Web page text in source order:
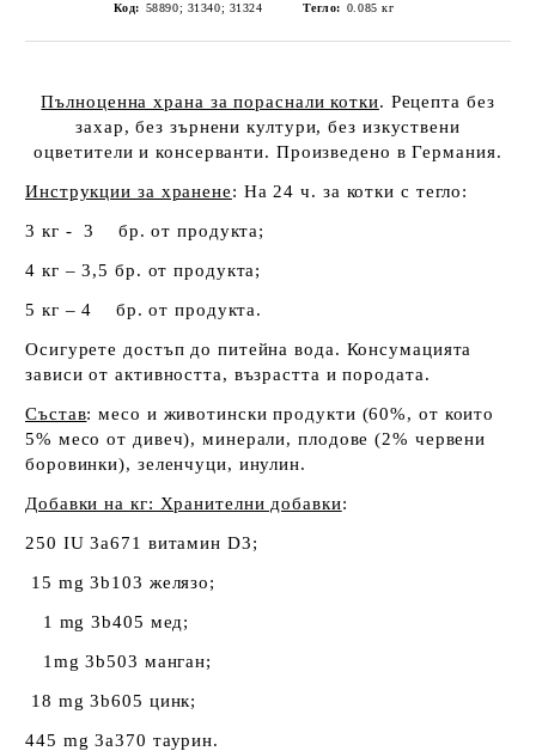
Код: 58890; 31340; 31324 Тегло: 0.085 кг
Пълноценна храна за пораснали котки. Рецепта без
захар, без зърнени култури, без изкуствени
оцветители и консерванти. Произведено в Германия.
Инструкции за хранене: На 24 ч. за котки с тегло:
3 кг - 3 бр. от продукта;
4 кг – 3,5 бр. от продукта;
5 кг – 4 бр. от продукта.
Осигурете достъп до питейна вода. Консумацията
зависи от активността, възрастта и породата.
Състав: месо и животински продукти (60%, от които
5% месо от дивеч), минерали, плодове (2% червени
боровинки), зеленчуци, инулин.
Добавки на кг: Хранителни добавки:
250 IU 3a671 витамин D3;
15 mg 3b103 желязо;
1 mg 3b405 мед;
1mg 3b503 манган;
18 mg 3b605 цинк;
445 mg 3a370 таурин.